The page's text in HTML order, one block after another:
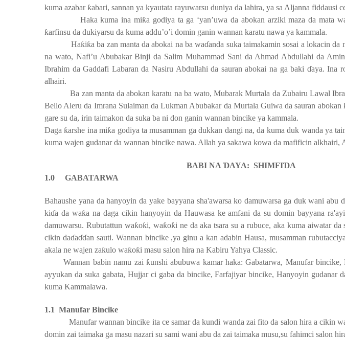
kuma azabarƙabari, sannan ya kyautata rayuwarsu duniya da lahira, ya sa Aljanna fiddausi
Haka kuma ina miƙa godiya ta ga ‘yan’uwa da abokan arziki maza da mata
ƙarfinsu da dukiyarsu da kuma addu’o’i domin ganin wannan karatu nawa ya kammala.
Haƙiƙa ba zan manta da abokai na ba waɗanda suka taimakamin sosai a lokacin da
na wato, Nafi’u Abubakar Binji da Salim Muhammad Sani da Ahmad Abdullahi da
Ibrahim da Gaddafi Labaran da Nasiru Abdullahi da sauran abokai na ga baki ɗaya. Ina
alhairi.
Ba zan manta da abokan karatu na ba wato, Mubarak Murtala da Zubairu Lawal
Bello Aleru da Imrana Sulaiman da Lukman Abubakar da Murtala Guiwa da sauran abokan
gare su da, irin taimakon da suka ba ni don ganin wannan bincike ya kammala.
Daga ƙarshe ina miƙa godiya ta musamman ga dukkan dangi na, da kuma duk wanda ya
kuma wajen gudanar da wannan bincike nawa. Allah ya sakawa kowa da mafificin alkhairi,
BABI NA ƊAYA: SHIMFIƊA
1.0
GABATARWA
Bahaushe yana da hanyoyin da yake bayyana sha'awarsa ko damuwarsa ga duk wani abu
kiɗa da waƙa na daga cikin hanyoyin da Hauwasa ke amfani da su domin bayyana
damuwarsu. Rubutattun waƙoƙi, waƙoƙi ne da aka tsara su a rubuce, aka kuma aiwatar da
cikin daɗaɗɗan sauti. Wannan bincike ,ya ginu a kan adabin Hausa, musamman
akala ne wajen zaƙulo waƙoƙi masu salon hira na Kabiru Yahya Classic.
Wannan babin namu zai ƙunshi abubuwa kamar haka: Gabatarwa, Manufar
ayyukan da suka gabata, Hujjar ci gaba da bincike, Farfajiyar bincike, Hanyoyin gudanar
kuma Kammalawa.
1.1 Manufar Bincike
Manufar wannan bincike ita ce samar da kundi wanda zai fito da salon hira a cikin
domin zai taimaka ga masu nazari su sami wani abu da zai taimaka musu,su fahimci salon